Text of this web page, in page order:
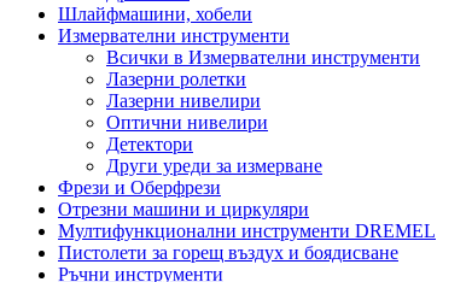
Шлайфмашини, хобели
Измервателни инструменти
Всички в Измервателни инструменти
Лазерни ролетки
Лазерни нивелири
Оптични нивелири
Детектори
Други уреди за измерване
Фрези и Оберфрези
Отрезни машини и циркуляри
Мултифункционални инструменти DREMEL
Пистолети за горещ въздух и боядисване
Ръчни инструменти